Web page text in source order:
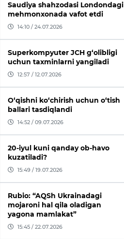
Saudiya shahzodasi Londondagi
mehmonxonada vafot etdi
14:10 / 24.07.2026
Superkompyuter JCH g‘olibligi
uchun taxminlarni yangiladi
12:57 / 12.07.2026
O‘qishni ko‘chirish uchun o‘tish
ballari tasdiqlandi
14:52 / 09.07.2026
20-iyul kuni qanday ob-havo
kuzatiladi?
15:49 / 19.07.2026
Rubio: “AQSh Ukrainadagi
mojaroni hal qila oladigan
yagona mamlakat”
15:45 / 22.07.2026